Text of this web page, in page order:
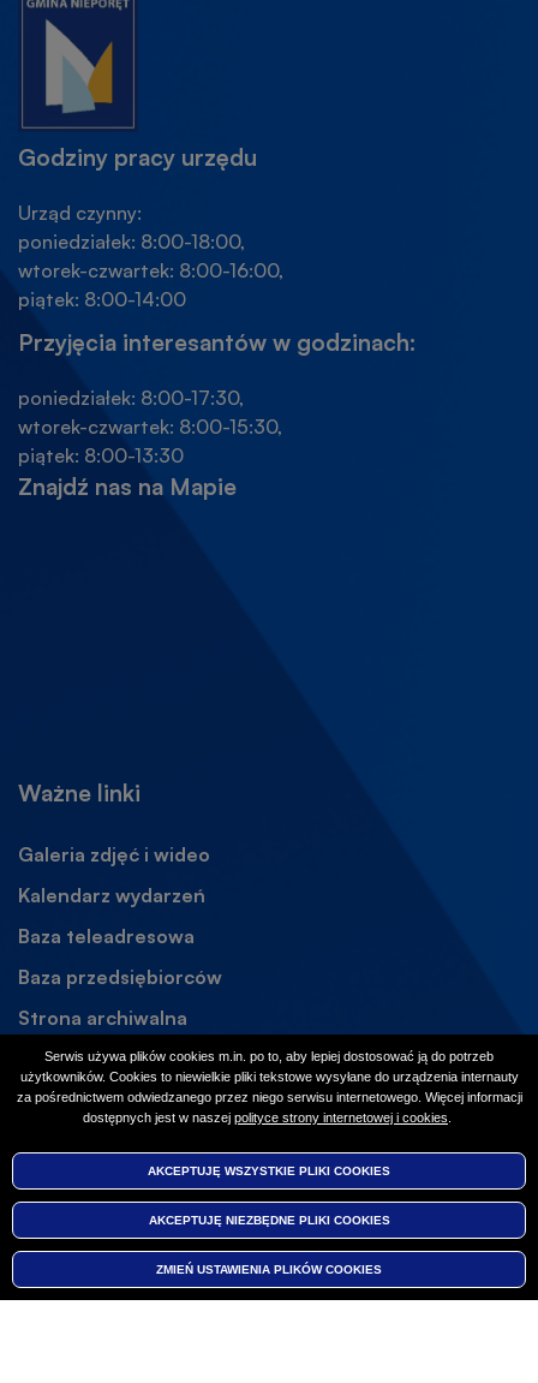
Serwis używa plików cookies m.in. po to, aby lepiej dostosować ją do potrzeb
użytkowników. Cookies to niewielkie pliki tekstowe wysyłane do urządzenia internauty
za pośrednictwem odwiedzanego przez niego serwisu internetowego. Więcej informacji
dostępnych jest w naszej polityce strony internetowej i cookies
w
karcie
AKCEPTUJĘ WSZYSTKIE PLIKI COOKIES
AKCEPTUJĘ NIEZBĘDNE PLIKI COOKIES
WYCOFAJ ZGODĘ NA PLIKICOOKIES
ZMIEŃ USTAWIENIA PLIKÓWCOOKIES
Godziny pracy urzędu
Urząd czynny:
poniedziałek: 8:00-18:00,
wtorek-czwartek: 8:00-16:00,
piątek: 8:00-14:00
Przyjęcia interesantów w godzinach:
poniedziałek: 8:00-17:30,
wtorek-czwartek: 8:00-15:30,
piątek: 8:00-13:30
Znajdź nas na Mapie
Ważne linki
Galeria zdjęć i wideo
Kalendarz wydarzeń
Baza teleadresowa
Baza przedsiębiorców
Strona archiwalna
się
w
nowej
Dostępność
Social media
FacebookOtworzy
się
nowej
karcie
InstagramOtworzy
w
nowej© 2026 Urząd Gminy Nieporęt